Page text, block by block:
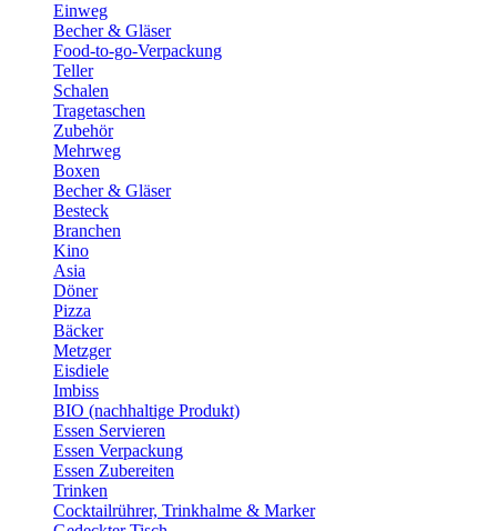
Einweg
Becher & Gläser
Food-to-go-Verpackung
Teller
Schalen
Tragetaschen
Zubehör
Mehrweg
Boxen
Becher & Gläser
Besteck
Branchen
Kino
Asia
Döner
Pizza
Bäcker
Metzger
Eisdiele
Imbiss
BIO (nachhaltige Produkt)
Essen Servieren
Essen Verpackung
Essen Zubereiten
Trinken
Cocktailrührer, Trinkhalme & Marker